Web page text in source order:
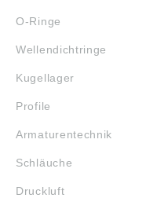
O-Ringe
Wellendichtringe
Kugellager
Profile
Armaturentechnik
Schläuche
Druckluft